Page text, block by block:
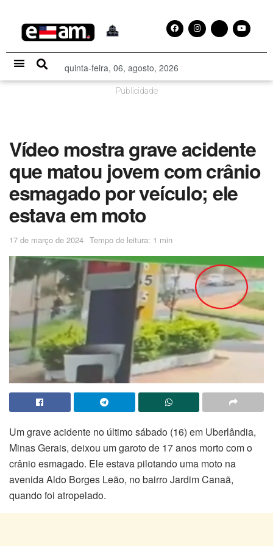
quinta-feira, 06, agosto, 2026
Publicidade
Vídeo mostra grave acidente
que matou jovem com crânio
esmagado por veículo; ele
estava em moto
17 de março de 2024 Tempo de leitura: 1 min
Um grave acidente no último sábado (16) em Uberlândia,
Minas Gerais, deixou um garoto de 17 anos morto com o
crânio esmagado. Ele estava pilotando uma moto na
avenida Aldo Borges Leão, no bairro Jardim Canaã,
quando foi atropelado.